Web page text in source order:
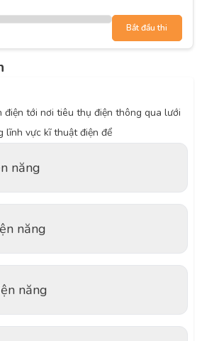
Bắt đầu thi
điện tới nơi tiêu thụ điện thông qua lưới
lĩnh vực kĩ thuật điện để
năng
năng
năng